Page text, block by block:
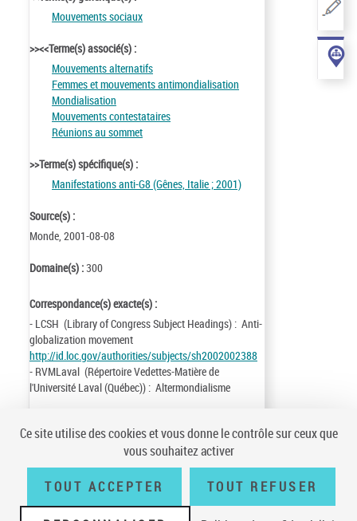
Mouvements sociaux
>><<Terme(s) associé(s) :
Mouvements alternatifs
Femmes et mouvements antimondialisation
Mondialisation
Mouvements contestataires
Réunions au sommet
>>Terme(s) spécifique(s) :
Manifestations anti-G8 (Gênes, Italie ; 2001)
Source(s) :
Monde, 2001-08-08
Domaine(s) :300
Correspondance(s) exacte(s) :
- LCSH (Library of Congress Subject Headings) : Anti-
globalization movement
http://id.loc.gov/authorities/subjects/sh2002002388
- RVMLaval (Répertoire Vedettes-Matière de
l'Université Laval (Québec)) : Altermondialisme
Notice n° :FRBNF13740630
Mise à jour :19/08/02
Ce site utilise des cookies et vous donne le contrôle sur ceux que
vous souhaitez activer
TOUT ACCEPTER TOUT REFUSER